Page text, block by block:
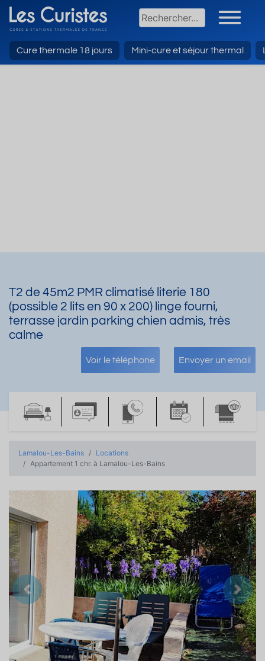
Cure thermale 18 jours Mini-cure et séjour thermal
T2 de 45m2 PMR climatisé literie 180
(possible 2 lits en 90 x 200) linge fourni,
terrasse jardin parking chien admis, très
calme
Voir le téléphone Envoyer un email
Lamalou-Les-Bains
Locations
Appartement 1 chr. à Lamalou-Les-Bains
Précedent